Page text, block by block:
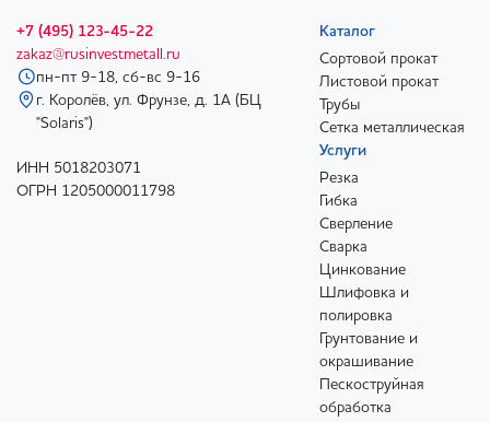
+7 (495) 123-45-22
zakaz@rusinvestmetall.ru
пн-пт 9-18, сб-вс 9-16
г. Королёв, ул. Фрунзе, д. 1А (БЦ
"Solaris")
ИНН 5018203071
ОГРН 1205000011798
Каталог
Сортовой прокат
Листовой прокат
Трубы
Сетка металлическая
Услуги
Резка
Гибка
Сверление
Сварка
Цинкование
Шлифовка и
полировка
Грунтование и
окрашивание
Пескоструйная
обработка